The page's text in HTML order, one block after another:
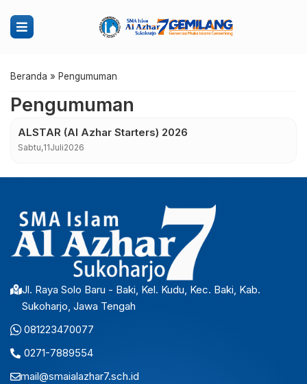
Beranda » Pengumuman
Pengumuman
ALSTAR (Al Azhar Starters) 2026
Sabtu,11Juli2026
Jl. Raya Solo Baru - Baki, Kel. Kudu, Kec. Baki, Kab.
Sukoharjo, Jawa Tengah
081223470077
0271-7889554
mail@smaialazhar7.sch.id